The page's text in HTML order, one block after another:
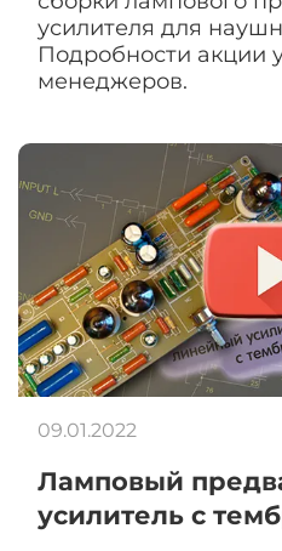
усилителя для
Подробности акции
менеджеров.
Ламповый
усилитель с
09.01.2022